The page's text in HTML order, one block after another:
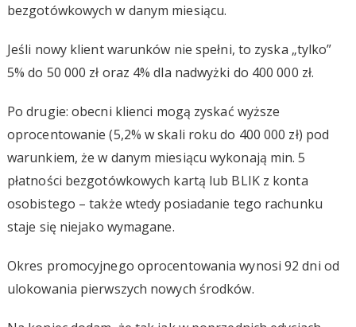
bezgotówkowych w danym miesiącu.
Jeśli nowy klient warunków nie spełni, to zyska „tylko”
5% do 50 000 zł oraz 4% dla nadwyżki do 400 000 zł.
Po drugie: obecni klienci mogą zyskać wyższe
oprocentowanie (5,2% w skali roku do 400 000 zł) pod
warunkiem, że w danym miesiącu wykonają min. 5
płatności bezgotówkowych kartą lub BLIK z konta
osobistego – także wtedy posiadanie tego rachunku
staje się niejako wymagane.
Okres promocyjnego oprocentowania wynosi 92 dni od
ulokowania pierwszych nowych środków.